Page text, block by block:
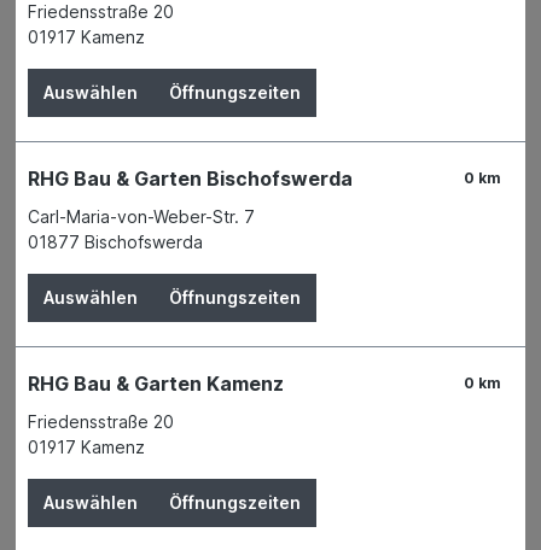
Der Preis wird erst nach Wahl einer Filiale
angezeigt.
Zum Merkzettel hinzufügen
Name
59199 Bönen
+49 2383 91000 - 717
Friedensstraße 20
01917 Kamenz
Auswählen Öffnungszeiten
0 km
RHG Bau & Garten Bischofswerda
Carl-Maria-von-Weber-Str. 7
01877 Bischofswerda
Auswählen Öffnungszeiten
0 km
RHG Bau & Garten Kamenz
Friedensstraße 20
01917 Kamenz
Auswählen Öffnungszeiten